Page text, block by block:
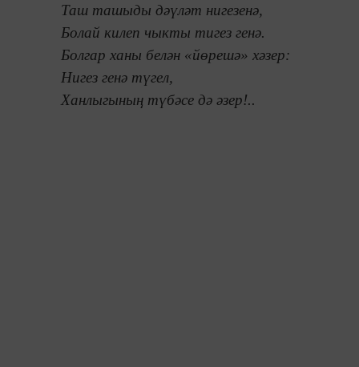
Таш ташыды дәүләт нигезенә,
Болай килеп чыкты тигез генә.
Болгар ханы белән «йөрешә» хәзер:
Нигез генә түгел,
Ханлыгының түбәсе дә әзер!..